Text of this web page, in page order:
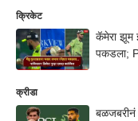
क्रिकेट
कॅमेरा झूम
पकडला;
क्रीडा
बळजबरीनं